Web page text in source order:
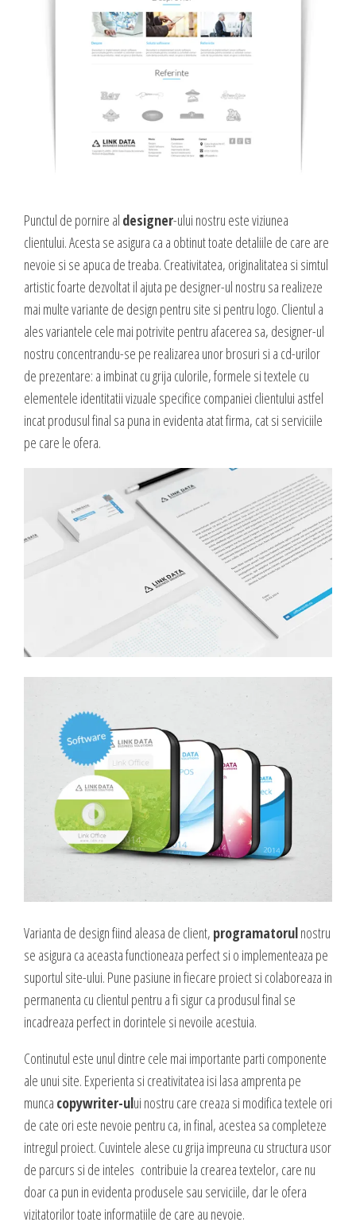
Punctul de pornire al designer-ului nostru este viziunea
clientului. Acesta se asigura ca a obtinut toate detaliile de care are
nevoie si se apuca de treaba. Creativitatea, originalitatea si simtul
artistic foarte dezvoltat il ajuta pe designer-ul nostru sa realizeze
mai multe variante de design pentru site si pentru logo. Clientul a
ales variantele cele mai potrivite pentru afacerea sa, designer-ul
nostru concentrandu-se pe realizarea unor brosuri si a cd-urilor
de prezentare: a imbinat cu grija culorile, formele si textele cu
elementele identitatii vizuale specifice companiei clientului astfel
incat produsul final sa puna in evidenta atat firma, cat si serviciile
pe care le ofera.
Varianta de design fiind aleasa de client, programatorulnostru
se asigura ca aceasta functioneaza perfect si o implementeaza pe
suportul site-ului. Pune pasiune in fiecare proiect si colaboreaza in
permanenta cu clientul pentru a fi sigur ca produsul final se
incadreaza perfect in dorintele si nevoile acestuia.
Continutul este unul dintre cele mai importante parti componente
ale unui site. Experienta si creativitatea isi lasa amprenta pe
munca copywriter-ului nostru care creaza si modifica textele ori
de cate ori este nevoie pentru ca, in final, acestea sa completeze
intregul proiect. Cuvintele alese cu grija impreuna cu structura usor
de parcurs si de inteles contribuie la crearea textelor, care nu
doar ca pun in evidenta produsele sau serviciile, dar le ofera
vizitatorilor toate informatiile de care au nevoie.